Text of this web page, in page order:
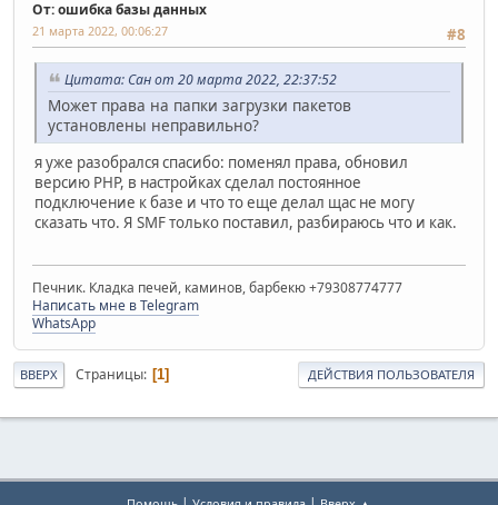
От: ошибка базы данных
#8
21 марта 2022, 00:06:27
Цитата: Сан от 20 марта 2022, 22:37:52
Может права на папки загрузки пакетов
установлены неправильно?
я уже разобрался спасибо: поменял права, обновил
версию PHP, в настройках сделал постоянное
подключение к базе и что то еще делал щас не могу
сказать что. Я SMF только поставил, разбираюсь что и как.
Печник. Кладка печей, каминов, барбекю +79308774777
Написать мне в Telegram
WhatsApp
ВВЕРХ Страницы 1 ДЕЙСТВИЯ ПОЛЬЗОВАТЕЛЯ